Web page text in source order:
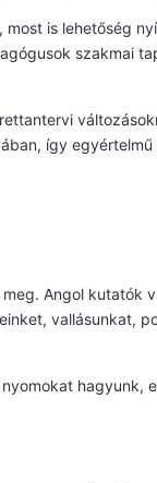
most is lehetőség
szakmai
így
Angol kutatók
vallásunkat,
hagyunk,